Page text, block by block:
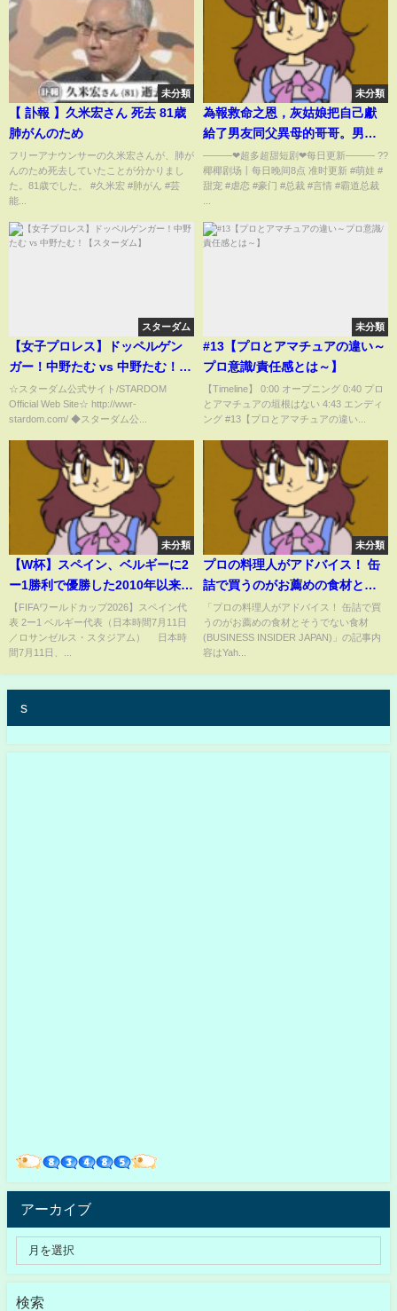
未分類
【 訃報 】久米宏さん 死去 81歳
肺がんのため
フリーアナウンサーの久米宏さんが、肺が
んのため死去していたことが分かりまし
た。81歳でした。 #久米宏 #肺がん #芸
能...
未分類
為報救命之恩，灰姑娘把自己獻
給了男友同父異母的哥哥。男人
灼熱的呼吸落在她的脖頸低聲誘
哄，每晚對她強取豪奪！本以為
只是少爺的替身情人，結果卻被
总裁灰姑娘 #甜宠
———❤︎超多超甜短剧❤︎每日更新——— ??
椰椰剧场丨每日晚间8点 准时更新 #萌娃 #
甜宠 #虐恋 #豪门 #总裁 #言情 #霸道总裁
スターダム
【女子プロレス】ドッペルゲン
ガー！中野たむ vs 中野たむ！
【スターダム】
☆スターダム公式サイト/STARDOM
Official Web Site☆ http://wwr-
stardom.com/ ◆スターダム公...
未分類
#13【プロとアマチュアの違い～
プロ意識/責任感とは～】
【Timeline】 0:00 オープニング 0:40 プロ
とアマチュアの垣根はない 4:43 エンディ
ング #13【プロとアマチュアの違い...
未分類
【W杯】スペイン、ベルギーに2
ー1勝利で優勝した2010年以来4
大会ぶりベスト4！メリノが2戦
連発の決勝点 準決勝はフラン
スと対戦へ(ABEMA TIMES)
【FIFAワールドカップ2026】スペイン代
表 2ー1 ベルギー代表（日本時間7月11日
／ロサンゼルス・スタジアム） 日本時
間7月11日、...
未分類
プロの料理人がアドバイス！ 缶
詰で買うのがお薦めの食材とそ
うでない食材(BUSINESS
INSIDER JAPAN)
「プロの料理人がアドバイス！ 缶詰で買
うのがお薦めの食材とそうでない食材
(BUSINESS INSIDER JAPAN)」の記事内
容はYah...
s
アーカイブ
検索